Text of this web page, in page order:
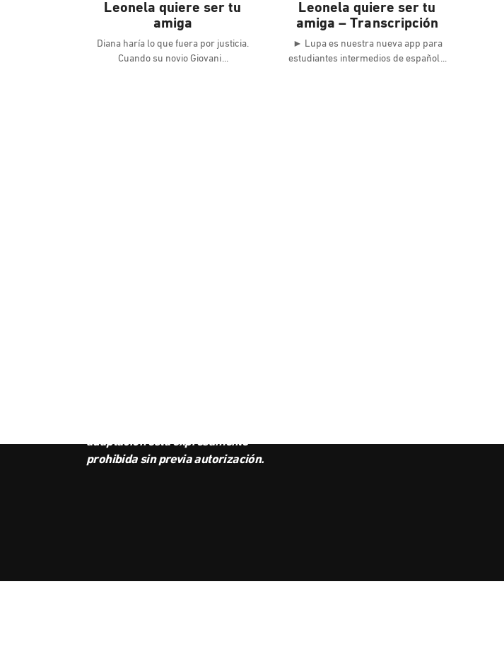
Leonela quiere ser tu
amiga
Diana haría lo que fuera por justicia.
Cuando su novio Giovani
Leonela quiere ser tu
amiga – Transcripción
► Lupa es nuestra nueva app para
estudiantes intermedios de español
adaptación está expresamente
prohibida sin previa autorización.